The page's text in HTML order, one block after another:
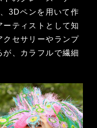
3Dペンを用いて作
ティストとして知
クセサリーやランプ
が、カラフルで繊細